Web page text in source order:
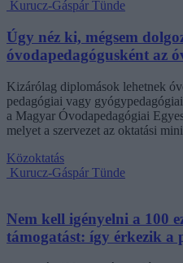
Kurucz-Gáspár Tünde
Úgy néz ki, mégsem
óvodapedagógusként az
Kizárólag diplomások lehetnek
pedagógiai vagy
a Magyar Óvodapedagógiai
melyet a szervezet az oktatási
Közoktatás
Kurucz-Gáspár Tünde
Nem kell igényelni a 100
támogatást: így érkezik a